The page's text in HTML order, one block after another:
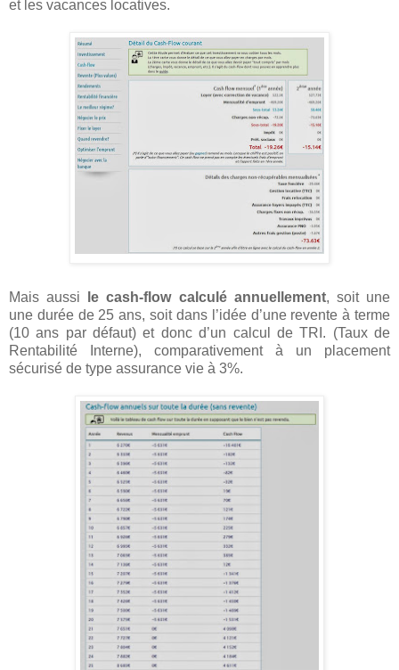
et les vacances locatives.
Mais aussi le cash-flow calculé annuellement, soit une
une durée de 25 ans, soit dans l’idée d’une revente à terme
(10 ans par défaut) et donc d’un calcul de TRI. (Taux de
Rentabilité Interne), comparativement à un placement
sécurisé de type assurance vie à 3%.